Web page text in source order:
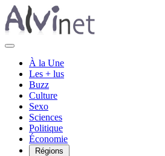
À la Une
Les + lus
Buzz
Culture
Sexo
Sciences
Politique
Économie
Régions